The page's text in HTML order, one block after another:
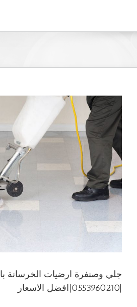
جلي وصنفرة ارضيات الخرسانة
|0553960210|افضل الاسعار